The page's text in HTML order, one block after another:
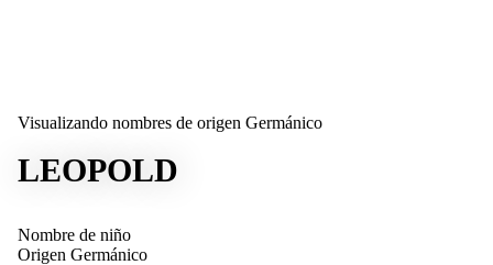
Visualizando nombres de origen Germánico
LEOPOLD
Nombre de niño
Origen Germánico